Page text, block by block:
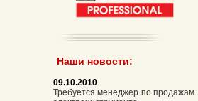
Наши новости:
09.10.2010
Требуется менеджер по продажам